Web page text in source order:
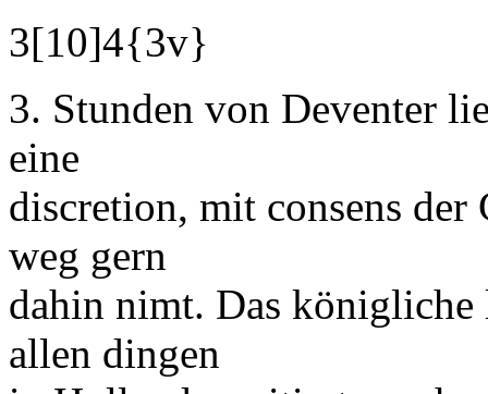
3[10]4{3v}
3. Stunden von Deventer
eine
discretion, mit consens der
weg gern
dahin nimt. Das königliche
allen dingen